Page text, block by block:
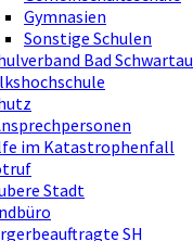
Gymnasien
Sonstige Schulen
Bad Schwartau
im Katastrophenfall
Stadt
SH